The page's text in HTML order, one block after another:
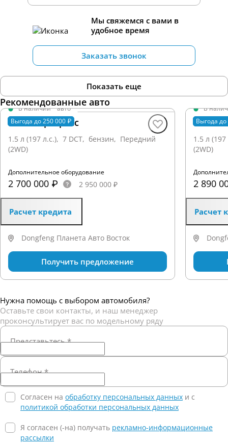
Мы свяжемся с вами в
удобное время
Заказать звонок
Показать еще
Рекомендованные авто
Выгода до 250 000 ₽
В наличии·авто
MAGE Прогресс
1.5 л (197 л.с.), 7 DCT, бензин, Передний
(2WD)
Дополнительное оборудование
2 700 000 ₽ 2 950 000 ₽
Расчет кредита
Dongfeng Планета Авто Восток
Получить предложение
Выгода
В
HUGE
1.5 л
(2WD)
2 890
Расчет
Нужна помощь с выбором автомобиля?
Оставьте свои контакты, и наш менеджер
проконсультирует вас по модельному ряду
Представьтесь*
Телефон*
Согласен на обработку персональных данных и c
политикой обработки персональных данных
Я согласен (-на) получать рекламно-информационные
рассылки